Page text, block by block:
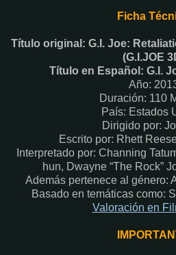
Ficha
Título original: G.I. Joe:
(G.I.JOE
Título en Español: G.I.
Año:
Duración: 110
País: Estados
Dirigido por:
Escrito por: Rhett
Interpretado por: Channing
hun, Dwayne “The Rock”
Además pertenece al género:
Basado en temáticas como:
Valoración en Fi